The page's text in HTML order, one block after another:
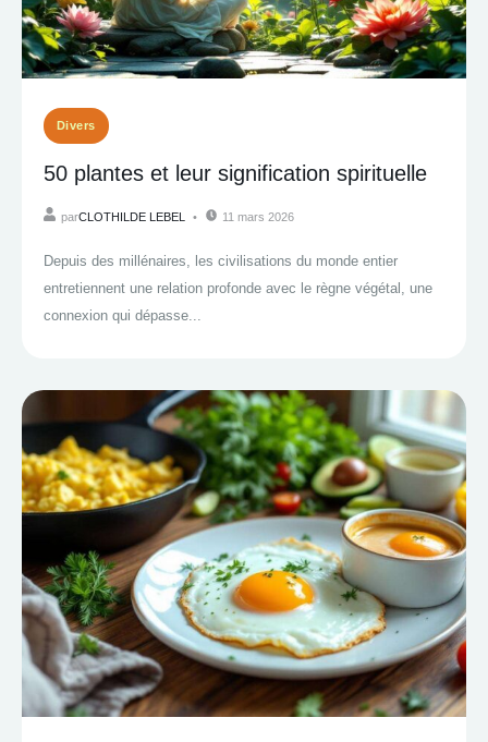
Divers
50 plantes et leur signification spirituelle
parCLOTHILDE LEBEL 11 mars 2026
Depuis des millénaires, les civilisations du monde entier
entretiennent une relation profonde avec le règne végétal, une
connexion qui dépasse...